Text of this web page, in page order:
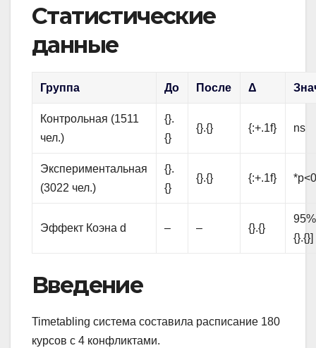
Статистические
данные
Группа До После Δ
Контрольная (1511
чел.)
{}.
{}
{}.{} {:+.1f} ns
Экспериментальная
(3022 чел.)
{}.
{}
{}.{} {:+.1f}
Эффект Коэна d – – {}.{}
{}.{}]
Введение
Timetabling система составила расписание 180
курсов с 4 конфликтами.